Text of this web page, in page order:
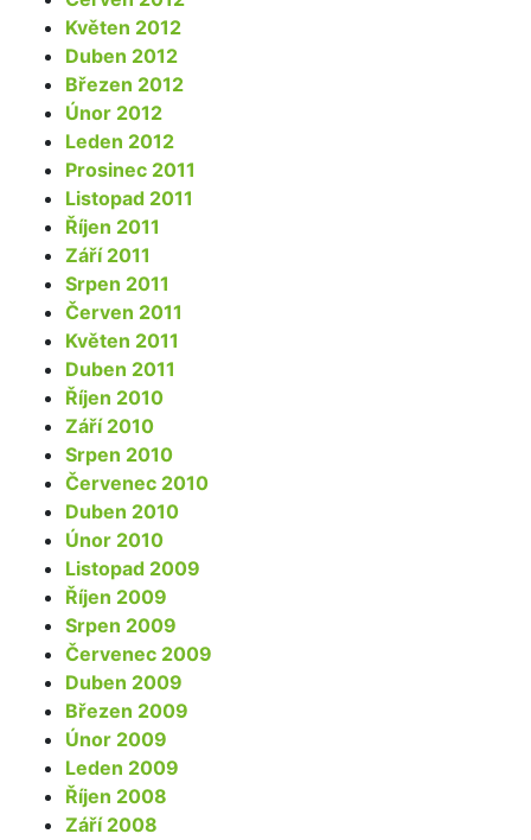
Květen 2012
Duben 2012
Březen 2012
Únor 2012
Leden 2012
Prosinec 2011
Listopad 2011
Říjen 2011
Září 2011
Srpen 2011
Červen 2011
Květen 2011
Duben 2011
Říjen 2010
Září 2010
Srpen 2010
Červenec 2010
Duben 2010
Únor 2010
Listopad 2009
Říjen 2009
Srpen 2009
Červenec 2009
Duben 2009
Březen 2009
Únor 2009
Leden 2009
Říjen 2008
Září 2008